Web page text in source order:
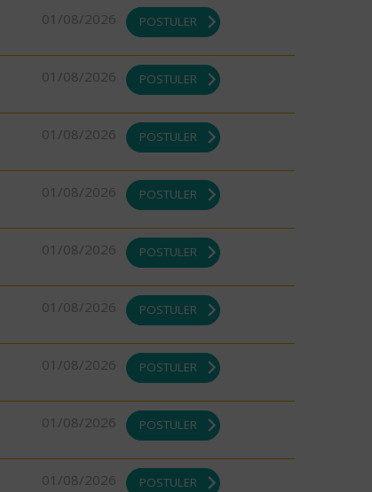
01/08/2026 POSTULER
01/08/2026 POSTULER
01/08/2026 POSTULER
01/08/2026 POSTULER
01/08/2026 POSTULER
01/08/2026 POSTULER
01/08/2026 POSTULER
01/08/2026 POSTULER
01/08/2026 POSTULER